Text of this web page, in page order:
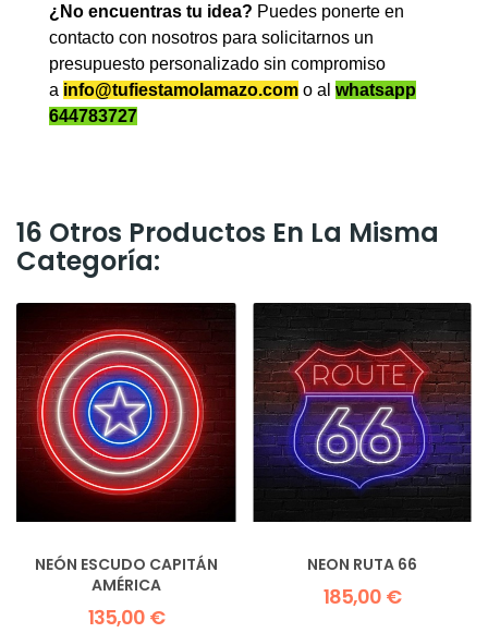
¿No encuentras tu idea? Puedes ponerte en
contacto con nosotros para solicitarnos un
presupuesto personalizado sin compromiso
a info@tufiestamolamazo.com o al whatsapp
644783727
16 Otros Productos En La Misma
Categoría:
NEÓN ESCUDO CAPITÁN
AMÉRICA
135,00 €
NEON RUTA 66
185,00 €